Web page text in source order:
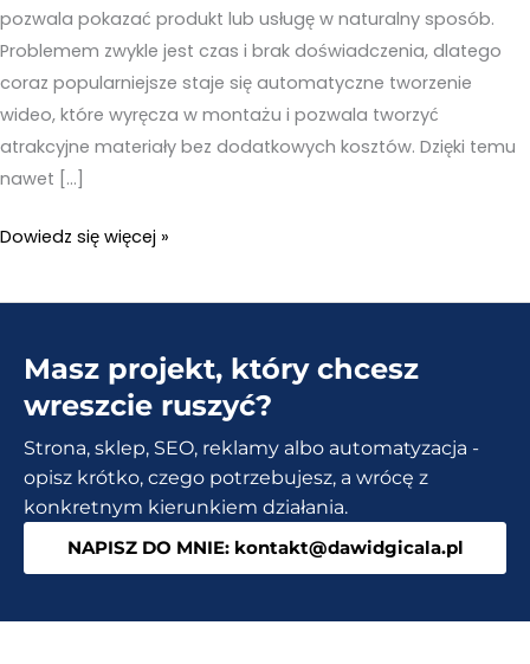
pozwala pokazać produkt lub usługę w naturalny sposób.
Problemem zwykle jest czas i brak doświadczenia, dlatego
coraz popularniejsze staje się automatyczne tworzenie
wideo, które wyręcza w montażu i pozwala tworzyć
atrakcyjne materiały bez dodatkowych kosztów. Dzięki temu
nawet […]
Automatyczne
wideo
małych
firm
Proste
rozwiązania
oparte
Dowiedz się więcej »
Masz projekt, który chcesz
wreszcie ruszyć?
Strona, sklep, SEO, reklamy albo automatyzacja -
opisz krótko, czego potrzebujesz, a wrócę z
konkretnym kierunkiem działania.
NAPISZ DO MNIE: kontakt@dawidgicala.pl